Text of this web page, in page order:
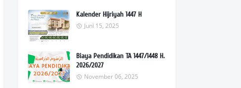
Kalender Hijriyah 1447 H
Juni 15, 2025
Biaya Pendidikan TA 1447/1448 H.
2026/2027
November 06, 2025